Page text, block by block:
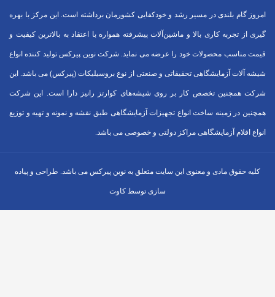
امروز گام بلندی در مسیر رشد و خودکفایی کشورمان برداشته است. این مرکز با بهره
گیری از تجربه کاری بالا و ماشین‌آلات پیشرفته همواره با اعتقاد به بالاترین کیفیت و
قیمت مناسب محصولات خود را عرضه می نماید. شرکت نوین پیرکس تولید کننده انواع
شیشه آلات آزمایشگاهی تحقیقاتی و صنعتی از نوع بروسیلیکات (پیرکس) می باشد. این
شرکت همچنین تخصص کار بر روی شیشه‌های کوارتز رانیز دارا است. این شرکت
همچنین در زمینه ساخت انواع تجهیزات آزمایشگاهی طبق نقشه و نمونه و تهیه و توزیع
انواع اقلام آزمایشگاهی ‌مراکز دولتی و خصوصی می باشد.
کلیه حقوق مادی و معنوی این سایت متعلق به نوین پیرکس می باشد. طراحی و پیاده
سازی توسط کاوت